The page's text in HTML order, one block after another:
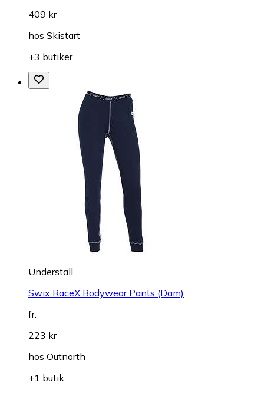
409 kr
hos Skistart
+3 butiker
Underställ
Swix RaceX Bodywear Pants (Dam)
fr.
223 kr
hos Outnorth
+1 butik